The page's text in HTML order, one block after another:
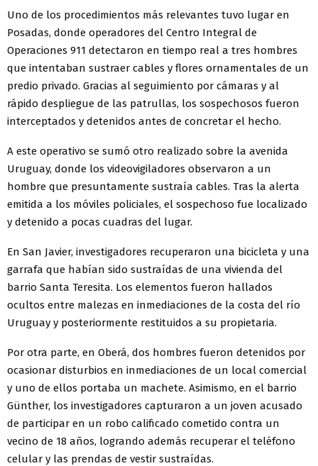
Uno de los procedimientos más relevantes tuvo lugar en
Posadas, donde operadores del Centro Integral de
Operaciones 911 detectaron en tiempo real a tres hombres
que intentaban sustraer cables y flores ornamentales de un
predio privado. Gracias al seguimiento por cámaras y al
rápido despliegue de las patrullas, los sospechosos fueron
interceptados y detenidos antes de concretar el hecho.
A este operativo se sumó otro realizado sobre la avenida
Uruguay, donde los videovigiladores observaron a un
hombre que presuntamente sustraía cables. Tras la alerta
emitida a los móviles policiales, el sospechoso fue localizado
y detenido a pocas cuadras del lugar.
En San Javier, investigadores recuperaron una bicicleta y una
garrafa que habían sido sustraídas de una vivienda del
barrio Santa Teresita. Los elementos fueron hallados
ocultos entre malezas en inmediaciones de la costa del río
Uruguay y posteriormente restituidos a su propietaria.
Por otra parte, en Oberá, dos hombres fueron detenidos por
ocasionar disturbios en inmediaciones de un local comercial
y uno de ellos portaba un machete. Asimismo, en el barrio
Günther, los investigadores capturaron a un joven acusado
de participar en un robo calificado cometido contra un
vecino de 18 años, logrando además recuperar el teléfono
celular y las prendas de vestir sustraídas.